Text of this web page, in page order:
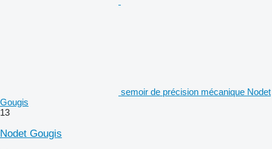
semoir de précision mécanique Nodet
Gougis
13
Nodet Gougis